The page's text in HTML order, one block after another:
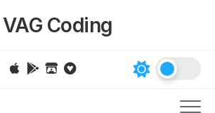
VAG Coding